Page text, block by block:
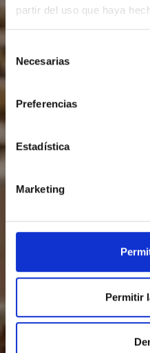
partir del uso que haya
Selección
consentimiento
Necesarias
Preferencias
Estadística
Marketing
Permitir